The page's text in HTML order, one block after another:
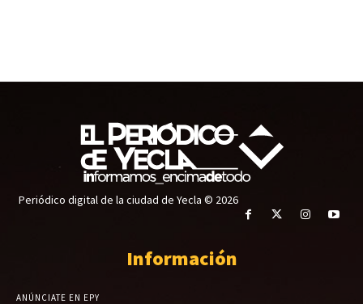
Periódico digital de la ciudad de Yecla © 2026
Información
ANÚNCIATE EN EPY